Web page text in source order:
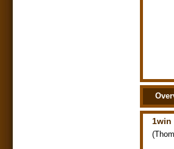
1win
(